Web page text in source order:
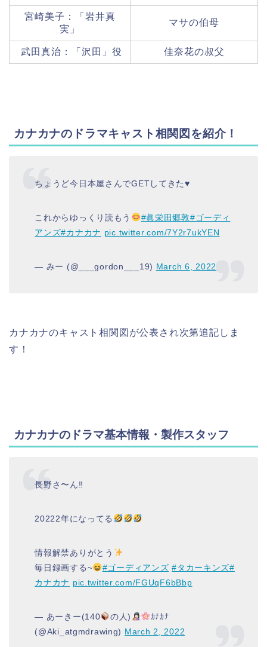
宮崎美子：「岩井真
実」
マサの伯母
武田真治：「沢田」役 佳奈花の叔父
カナカナのドラマキャスト相関図を紹介！
ちょうど今日本屋さんでGETしてきた♥️
これからゆっくり読もう #眞栄田郷敦#ゴーディ
アンズ#カナカナ pic.twitter.com/7Y2r7ukYEN
— みー (@___gordon___19) March 6, 2022
カナカナのキャスト相関図が公表され次第追記しま
す！
カナカナのドラマ基本情報・製作スタッフ
長野さ〜ん‼︎
20222年になってる
情報解禁ありがとう
毎日録画する~
#ゴーディアンズ #タカーキンズ#
カナカナ pic.twitter.com/FGUqF6bBbp
— あーきー(140 の人)
ｶﾅｶﾅ
(@Aki_atgmdrawing) March 2, 2022